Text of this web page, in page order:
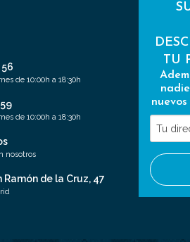
56
de 10:00h a 18:30h
de 10:00h a 18:30h
nosotros
Ramón de la Cruz, 47
TU
Tu
de
email